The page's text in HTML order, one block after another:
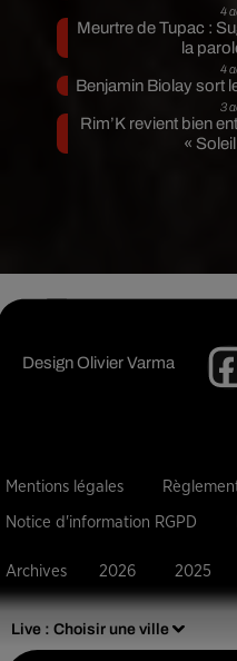
Live : Choisir une ville
4
Meurtre de Tupac :
la
4
Benjamin Biolay sort
3
Rim’K revient bien
«
DesignOlivier Varma
Mentions légales
Notice d'information RGPD
Archives 2026 2025